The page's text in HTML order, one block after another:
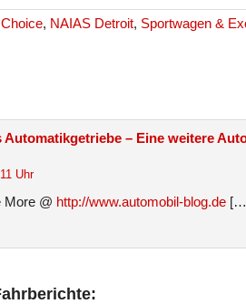
, NAIAS Detroit, Sportwagen &
– Eine weitere
Uhr
@ http://www.automobil-blog.de